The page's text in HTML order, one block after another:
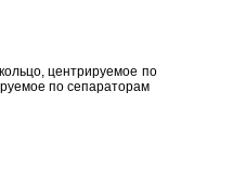
центрируемое по
по сепараторам